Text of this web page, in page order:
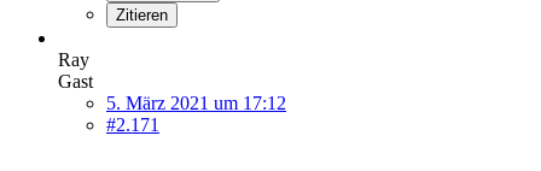
Zitieren
Ray
Gast
5. März 2021 um 17:12
#2.171